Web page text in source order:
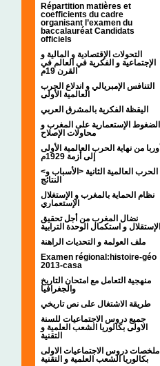
Répartition matières et
coefficients du cadre
organisant l’examen du
baccalauréat Candidats
officiels
التحولات الإقتصادية و المالية و
الإجتماعية و الفكرية في العالم في
القرن 19م
التنافس الإمبريالي و اندلاع الحرب
العالمية الأولى
اليقظة الفكرية بالمشرق العربي
الضغوط الإستعمارية على المغرب و
محاولات الإصلاح
أوربا من نهاية الحرب العالمية الأولى
إلى أزمة 1929م
<الحرب العالمية الثانية <الأسباب و
النتائج
نظام الحماية بالمغرب و الإستغلال
الإستعماري
نضال المغرب من أجل تحقيق
الإستقلال و استكمال الوحدة الترابية
ملف العولمة و التحديات الراهنة
Examen régional:histoire-géo
2013-casa
منهجية التعامل مع امتحان التاريخ
والجغرافيا
طريقة الاشتغال على نص تاريخي
جميع دروس الاجتماعيات للسنة
الاولى بكالوريا الشعب العلمية و
التقنية
ملخصات دروس الاجتماعيات الاولى
بكالوريا الشعب العلمية و التقنية